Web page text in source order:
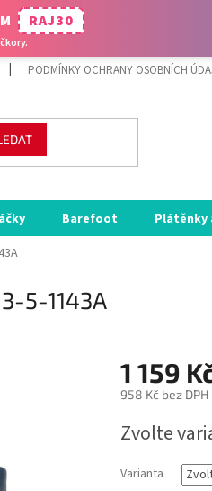
PODMÍNKY OCHRANY OSOBNÍCH
Barefoot Plátěnky
5-1143A
1 159
958 Kč bez DPH
cena:
Zvolte
Varianta
RAJ30